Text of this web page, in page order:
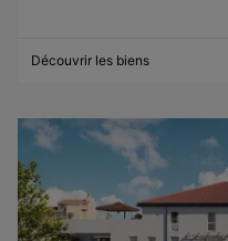
Découvrir les biens